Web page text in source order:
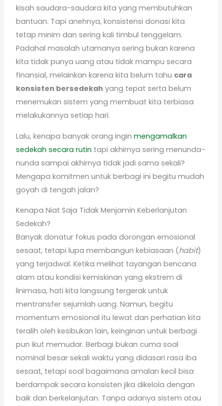
kisah saudara-saudara kita yang membutuhkan
bantuan. Tapi anehnya, konsistensi donasi kita
tetap minim dan sering kali timbul tenggelam.
Padahal masalah utamanya sering bukan karena
kita tidak punya uang atau tidak mampu secara
finansial, melainkan karena kita belum tahu cara
konsisten bersedekah yang tepat serta belum
menemukan sistem yang membuat kita terbiasa
melakukannya setiap hari.
Lalu, kenapa banyak orang inginmengamalkan
sedekah secara rutin tapi akhirnya sering menunda-
nunda sampai akhirnya tidak jadi sama sekali?
Mengapa komitmen untuk berbagi ini begitu mudah
goyah di tengah jalan?
Kenapa Niat Saja Tidak Menjamin Keberlanjutan
Sedekah?
Banyak donatur fokus pada dorongan emosional
sesaat, tetapi lupa membangun kebiasaan (habit)
yang terjadwal. Ketika melihat tayangan bencana
alam atau kondisi kemiskinan yang ekstrem di
linimasa, hati kita langsung tergerak untuk
mentransfer sejumlah uang. Namun, begitu
momentum emosional itu lewat dan perhatian kita
teralih oleh kesibukan lain, keinginan untuk berbagi
pun ikut memudar. Berbagi bukan cuma soal
nominal besar sekali waktu yang didasari rasa iba
sesaat, tetapi soal bagaimana amalan kecil bisa
berdampak secara konsisten jika dikelola dengan
baik dan berkelanjutan. Tanpa adanya sistem atau